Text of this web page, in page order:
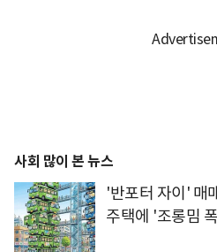
사회 많이 본 뉴스
'반포터 자이' 매
주택에 '조롱밈